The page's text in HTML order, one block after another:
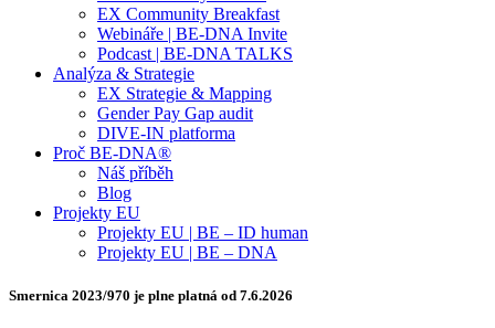
EX Community Breakfast
Webináře | BE-DNA Invite
Podcast | BE-DNA TALKS
Analýza & Strategie
EX Strategie & Mapping
Gender Pay Gap audit
DIVE-IN platforma
Proč BE-DNA®
Náš příběh
Blog
Projekty EU
Projekty EU | BE – ID human
Projekty EU | BE – DNA
Smernica 2023/970 je plne platná od 7.6.2026